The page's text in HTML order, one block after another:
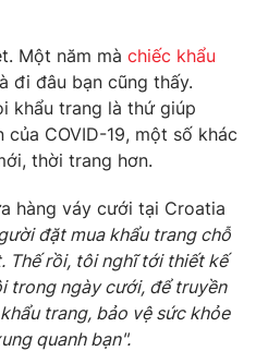
Một năm mà chiếc khẩu
đi đâu bạn cũng thấy.
khẩu trang là thứ giúp
COVID-19, một số khác
thời trang hơn.
hàng váy cưới tại Croatia
đặt mua khẩu trang chỗ
Thế rồi, tôi nghĩ tới thiết kế
trong ngày cưới, để truyền
trang, bảo vệ sức khỏe
quanh bạn".